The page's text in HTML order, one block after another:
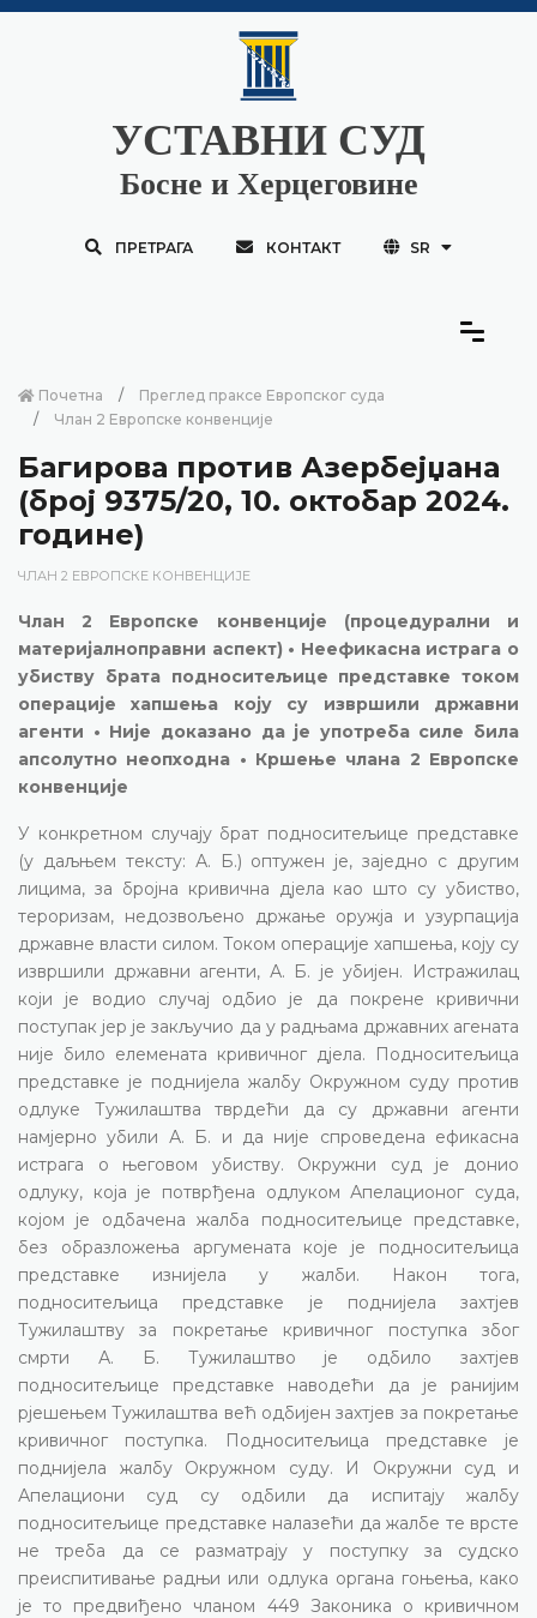
УСТАВНИ СУД
Босне и Херцеговине
ПРЕТРАГА КОНТАКТ SR
Почетна
Преглед праксе Европског суда
Члан 2 Европске конвенције
Багирова против Азербејџана
(број 9375/20, 10. октобар 2024.
године)
ЧЛАН 2 ЕВРОПСКЕ КОНВЕНЦИЈЕ
Члан 2 Европске конвенције (процедурални и
материјалноправни аспект) • Неефикасна истрага о
убиству брата подноситељице представке током
операције хапшења коју су извршили државни
агенти • Није доказано да је употреба силе била
апсолутно неопходна • Кршење члана 2 Европске
конвенције
У конкретном случају брат подноситељице представке
(у даљњем тексту: А. Б.) оптужен је, заједно с другим
лицима, за бројна кривична дјела као што су убиство,
тероризам, недозвољено држање оружја и узурпација
државне власти силом. Током операције хапшења, коју су
извршили државни агенти, А. Б. је убијен. Истражилац
који је водио случај одбио је да покрене кривични
поступак јер је закључио да у радњама државних агената
није било елемената кривичног дјела. Подноситељица
представке је поднијела жалбу Окружном суду против
одлуке Тужилаштва тврдећи да су државни агенти
намјерно убили А. Б. и да није спроведена ефикасна
истрага о његовом убиству. Окружни суд је донио
одлуку, која је потврђена одлуком Апелационог суда,
којом је одбачена жалба подноситељице представке,
без образложења аргумената које је подноситељица
представке изнијела у жалби. Након тога,
подноситељица представке је поднијела захтјев
Тужилаштву за покретање кривичног поступка због
смрти А. Б. Тужилаштво је одбило захтјев
подноситељице представке наводећи да је ранијим
рјешењем Тужилаштва већ одбијен захтјев за покретање
кривичног поступка. Подноситељица представке је
поднијела жалбу Окружном суду. И Окружни суд и
Апелациони суд су одбили да испитају жалбу
подноситељице представке налазећи да жалбе те врсте
не треба да се разматрају у поступку за судско
преиспитивање радњи или одлука органа гоњења, како
је то предвиђено чланом 449 Законика о кривичном